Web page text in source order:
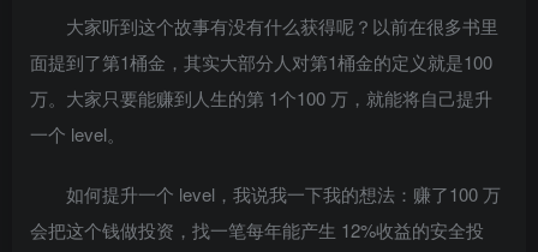
大家听到这个故事有没有什么获得呢？以前在很多书里
面提到了第1桶金，其实大部分人对第1桶金的定义就是100
万。大家只要能赚到人生的第 1个100 万，就能将自己提升
一个 level。
如何提升一个 level，我说我一下我的想法：赚了100 万
会把这个钱做投资，找一笔每年能产生 12%收益的安全投